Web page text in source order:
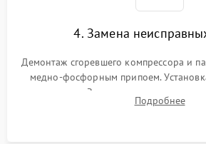
4. Замена
Демонтаж сгоревшего компрессора и
медно-фосфорным припоем.
осушителя. Замена изношенных
сломанных заслонок илиПодробнее